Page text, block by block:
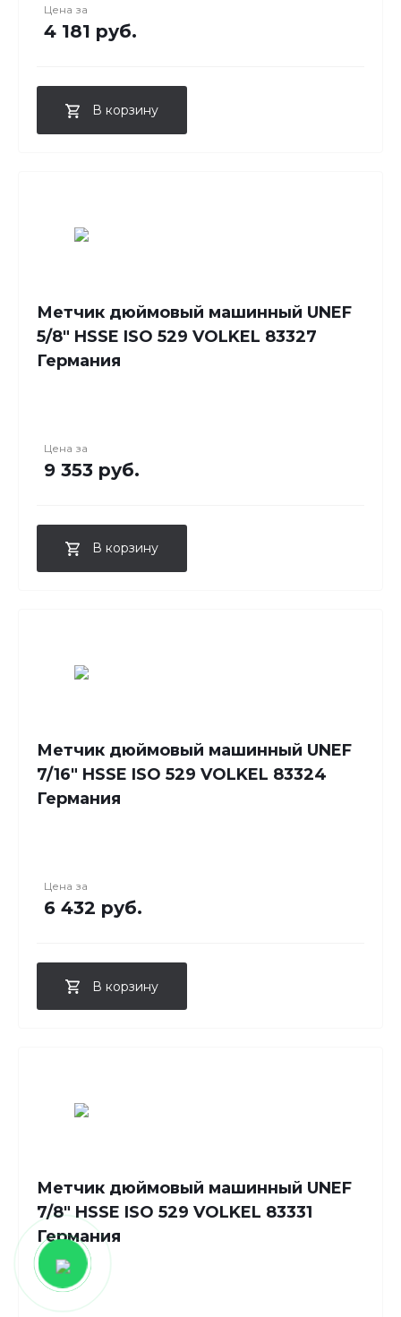
Цена за
4 181 руб.
В корзину
Метчик дюймовый машинный UNEF
5/8" HSSE ISO 529 VOLKEL 83327
Германия
Цена за
9 353 руб.
В корзину
Метчик дюймовый машинный UNEF
7/16" HSSE ISO 529 VOLKEL 83324
Германия
Цена за
6 432 руб.
В корзину
Метчик дюймовый машинный UNEF
7/8" HSSE ISO 529 VOLKEL 83331
Германия